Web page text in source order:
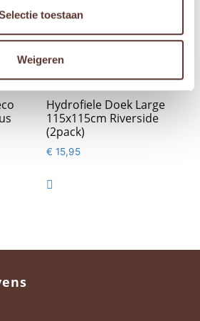
toestaan
Weigeren
Hydrofiele Doek Large
115x115cm Riverside
(2pack)
€ 15,95
